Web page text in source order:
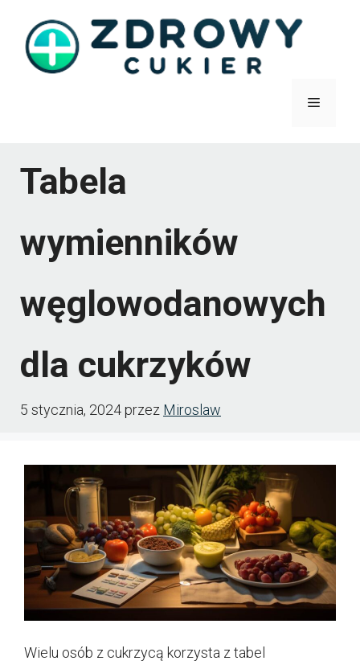
treści
Menu
Tabela
wymienników
węglowodanowych
dla cukrzyków
5 stycznia, 2024przez Miroslaw
Wielu osób z cukrzycą korzysta z tabel